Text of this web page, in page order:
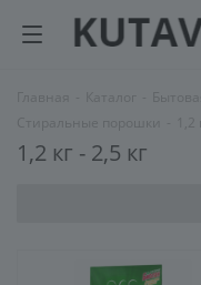
1,2 кг - 2,5 кг